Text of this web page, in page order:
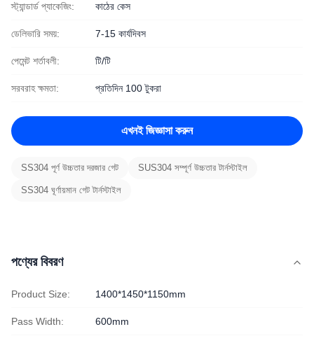
স্ট্যান্ডার্ড প্যাকেজিং: কাঠের কেস
ডেলিভারি সময়: 7-15 কার্যদিবস
পেমেন্ট শর্তাবলী: টি/টি
সরবরাহ ক্ষমতা: প্রতিদিন 100 টুকরা
এখনই জিজ্ঞাসা করুন
SS304 পূর্ণ উচ্চতার দরজার গেট SUS304 সম্পূর্ণ উচ্চতার টার্নস্টাইল
SS304 ঘূর্ণায়মান গেট টার্নস্টাইল
পণ্যের বিবরণ
Product Size: 1400*1450*1150mm
Pass Width: 600mm